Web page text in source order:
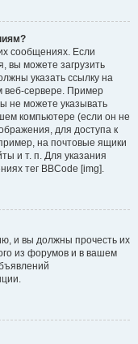
сообщениях. Если
вы можете загрузить
указать ссылку на
веб-сервере. Пример
не можете указывать
компьютере (если он не
для доступа к
на почтовые ящики
и т. п. Для указания
тег BBCode [img].
и вы должны прочесть их
из форумов и в вашем